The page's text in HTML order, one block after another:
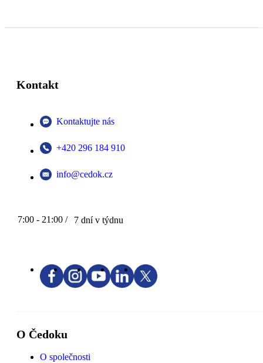
Kontakt
Kontaktujte nás
+420 296 184 910
info@cedok.cz
7:00 - 21:00 / 7 dní v týdnu
O Čedoku
O společnosti